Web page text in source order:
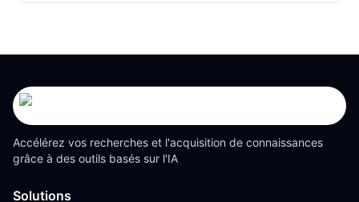
Accélérez vos recherches et l'acquisition de connaissances
grâce à des outils basés sur l'IA
Solutions